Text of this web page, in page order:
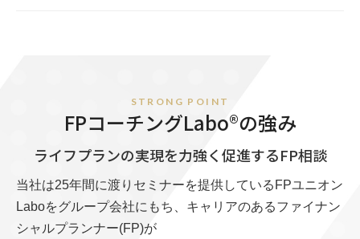
STRONG POINT
FPコーチングLabo®の強み
ライフプランの実現を力強く促進するFP相談
当社は25年間に渡りセミナーを提供しているFPユニオン
Laboをグループ会社にもち、 キャリアのあるファイナン
シャルプランナー(FP)が